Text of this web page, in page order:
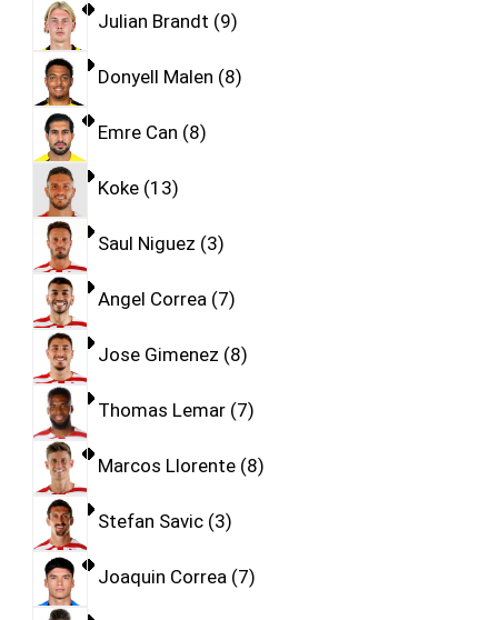
Julian Brandt 9
Donyell Malen 8
Emre Can 8
Koke 13
Saul Niguez 3
Angel Correa 7
Jose Gimenez 8
Thomas Lemar 7
Marcos Llorente 8
Stefan Savic 3
Joaquin Correa 7